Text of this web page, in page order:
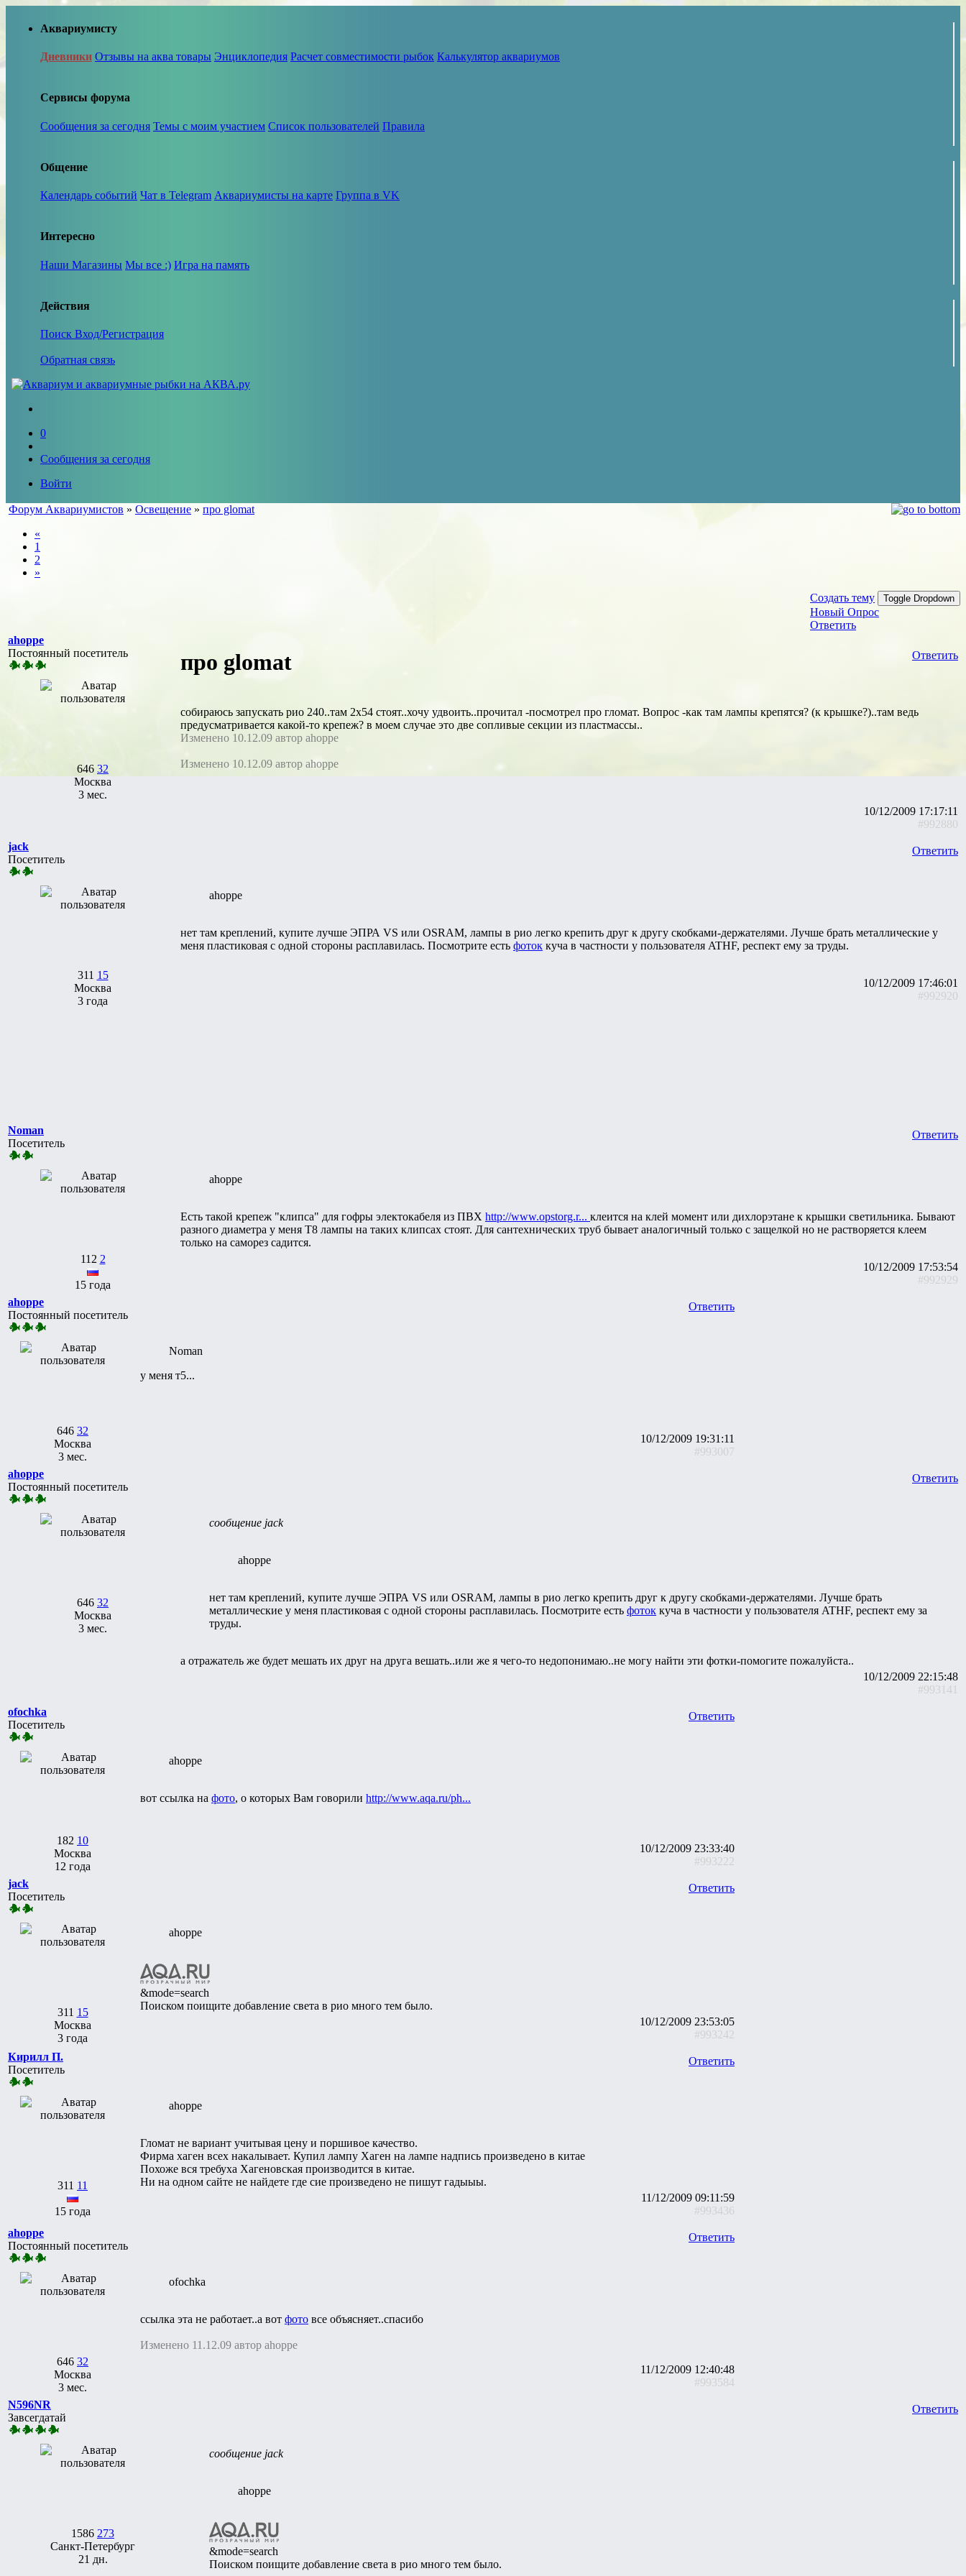
Аквариумисту
Дневники Отзывы на аква товары Энциклопедия Расчет совместимости рыбок Калькулятор аквариумов
Сервисы форума
Сообщения за сегодня Темы с моим участием Список пользователей Правила
Общение
Календарь событий Чат в Telegram Аквариумисты на карте Группа в VK
Интересно
Наши Магазины Мы все :) Игра на память
Действия
Поиск Вход/Регистрация
Обратная связь
0
Сообщения за сегодня
Войти
Форум Аквариумистов » Освещение » про glomat
«
1
2
»
Создать тему Toggle Dropdown
Новый Опрос
Ответить
ahoppe
Постоянный посетитель
646 32
Москва
3 мес.
Ответить
про glomat
собираюсь запускать рио 240..там 2х54 стоят..хочу удвоить..прочитал -посмотрел про гломат. Вопрос -как там лампы крепятся? (к крышке?)..там ведь
предусматривается какой-то крепеж? в моем случае это две сопливые секции из пластмассы..
Изменено 10.12.09 автор ahoppe
Изменено 10.12.09 автор ahoppe
10/12/2009 17:17:11
#992880
jack
Посетитель
311 15
Москва
3 года
Ответить
ahoppe
нет там креплений, купите лучше ЭПРА VS или OSRAM, лампы в рио легко крепить друг к другу скобками-держателями. Лучше брать металлические у
меня пластиковая с одной стороны расплавилась. Посмотрите есть фоток куча в частности у пользователя ATHF, респект ему за труды.
10/12/2009 17:46:01
#992920
Noman
Посетитель
112 2
15 года
Ответить
ahoppe
Есть такой крепеж "клипса" для гофры электокабеля из ПВХ http://www.opstorg.r... клеится на клей момент или дихлорэтане к крышки светильника. Бывают
разного диаметра у меня Т8 лампы на таких клипсах стоят. Для сантехнических труб бывает аналогичный только с защелкой но не растворяется клеем
только на саморез садится.
10/12/2009 17:53:54
#992929
ahoppe
Постоянный посетитель
646 32
Москва
3 мес.
Ответить
Noman
у меня т5...
10/12/2009 19:31:11
#993007
ahoppe
Постоянный посетитель
646 32
Москва
3 мес.
Ответить
сообщение jack
ahoppe
нет там креплений, купите лучше ЭПРА VS или OSRAM, лампы в рио легко крепить друг к другу скобками-держателями. Лучше брать
металлические у меня пластиковая с одной стороны расплавилась. Посмотрите есть фоток куча в частности у пользователя ATHF, респект ему за
труды.
а отражатель же будет мешать их друг на друга вешать..или же я чего-то недопонимаю..не могу найти эти фотки-помогите пожалуйста..
10/12/2009 22:15:48
#993141
ofochka
Посетитель
182 10
Москва
12 года
Ответить
ahoppe
вот ссылка на фото, о которых Вам говорили http://www.aqa.ru/ph...
10/12/2009 23:33:40
#993222
jack
Посетитель
311 15
Москва
3 года
Ответить
ahoppe
&mode=search
Поиском поищите добавление света в рио много тем было.
10/12/2009 23:53:05
#993242
Кирилл П.
Посетитель
311 11
15 года
Ответить
ahoppe
Гломат не вариант учитывая цену и поршивое качество.
Фирма хаген всех накалывает. Купил лампу Хаген на лампе надпись произведено в китае
Похоже вся требуха Хагеновская производится в китае.
Ни на одном сайте не найдете где сие произведено не пишут гадыыы.
11/12/2009 09:11:59
#993436
ahoppe
Постоянный посетитель
646 32
Москва
3 мес.
Ответить
ofochka
ссылка эта не работает..а вот фото все объясняет..спасибо
Изменено 11.12.09 автор ahoppe
11/12/2009 12:40:48
#993584
N596NR
Завсегдатай
1586 273
Санкт-Петербург
21 дн.
Ответить
сообщение jack
ahoppe
&mode=search
Поиском поищите добавление света в рио много тем было.